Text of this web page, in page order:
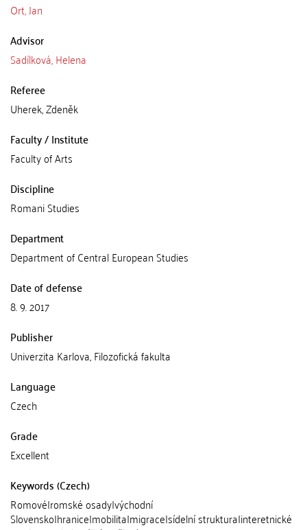
Ort, Jan
Advisor
Sadílková, Helena
Referee
Uherek, Zdeněk
Faculty / Institute
Faculty of Arts
Discipline
Romani Studies
Department
Department of Central European Studies
Date of defense
8. 9. 2017
Publisher
Univerzita Karlova, Filozofická fakulta
Language
Czech
Grade
Excellent
Keywords (Czech)
Romové|romské osady|východní
Slovensko|hranice|mobilita|migrace|sídelní struktura|interetnické